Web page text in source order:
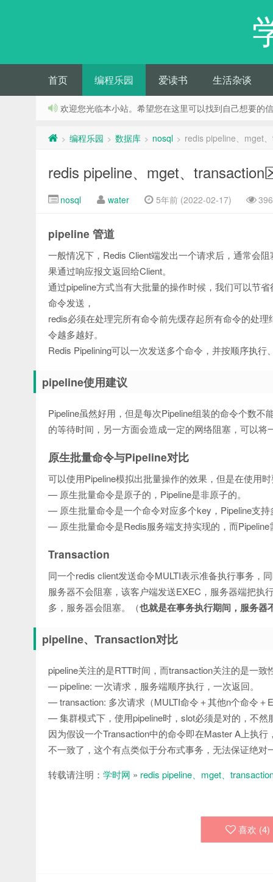
首页 编程乐园 爱读书 生活杂谈
欢迎您光临本小站。希望您在这里可以找到自己想要的信
> 编程乐园 > 数据库 > nosql > redis pipeline、mget
redis pipeline、mget、transaction
nosql water 5年前 (2022-02-17)
pipeline 管道
一般情况下，Redis Client端发出一个请求后，通常会
果通过响应报文返回给Client。
通过pipeline方式当有大批量的操作时候，我们可以节
命令发送，
redis必须在处理完所有命令前先缓存起所有命令的处
令越多越好。
Redis Pipelining可以一次发送多个命令，并按顺序执行
pipeline使用建议
Pipeline虽然好用，但是每次Pipeline组装的命令个数
的等待时间，另一方面会造成一定的网络阻塞，可以
原生批量命令与Pipeline对比
可以使用Pipeline模拟出批量操作的效果，但是在使用
— 原生批量命令是原子的，Pipeline是非原子的。
— 原生批量命令是一个命令对应多个key，Pipeline支持
— 原生批量命令是Redis服务端支持实现的，而Pipeline
Transaction
同一个redis client发送命令MULTI表示准备执行事务，
服务器不会阻塞，该客户端发送EXEC，服务器端把执
多，服务器会阻塞。（也就是在事务执行期间，服务器
pipeline、Transaction对比
pipeline关注的是RTT时间，而transaction关注的是一致
— pipeline: 一次请求，服务端顺序执行，一次返回。
— transaction: 多次请求（MULTI命令＋其他n个命令＋
— 集群模式下，使用pipeline时，slot必须是对的，不然
因为假设一个Transaction中的命令即在Master A上执
不一致了，这个有点类似于分布式事务，无法保证绝对
转载请注明： 学时网 » redis pipeline、mget、
喜欢 (4)